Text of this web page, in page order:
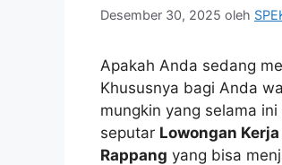
Desember 30, 2025 oleh
Apakah Anda sedang
Khususnya bagi Anda
mungkin yang selama
seputar Lowongan
Rappang yang bisa